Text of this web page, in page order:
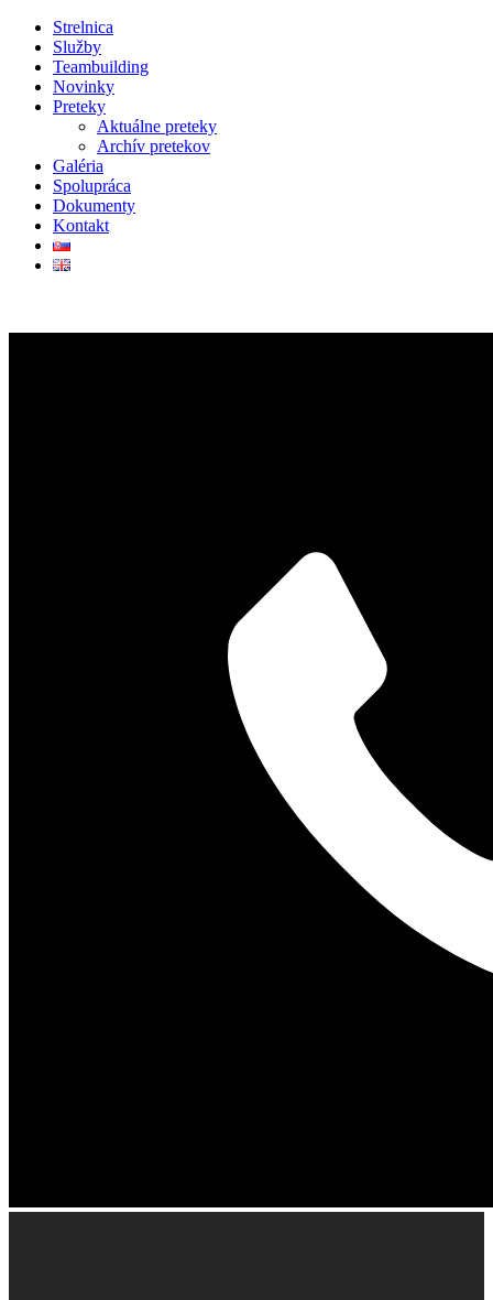
Strelnica
Služby
Teambuilding
Novinky
Preteky
Aktuálne preteky
Archív pretekov
Galéria
Spolupráca
Dokumenty
Kontakt